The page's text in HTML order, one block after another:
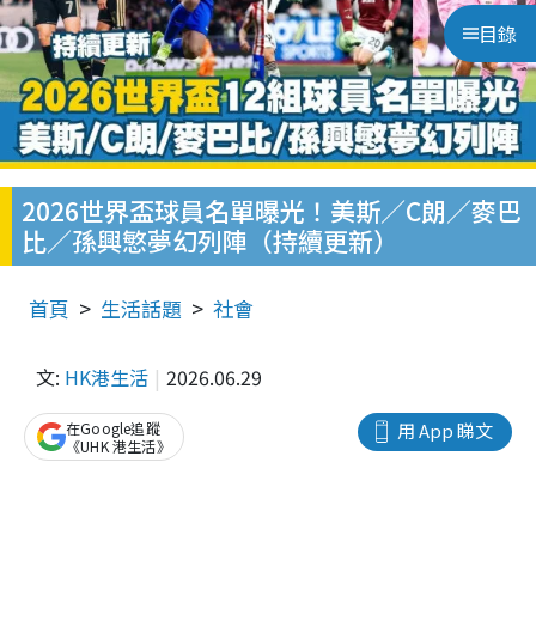
目錄
2026世界盃球員名單曝光！美斯／C朗／麥巴
比／孫興慜夢幻列陣（持續更新）
首頁 生活話題 社會
文: HK港生活 2026.06.29
用 App 睇文
在Google追蹤
《UHK 港生活》